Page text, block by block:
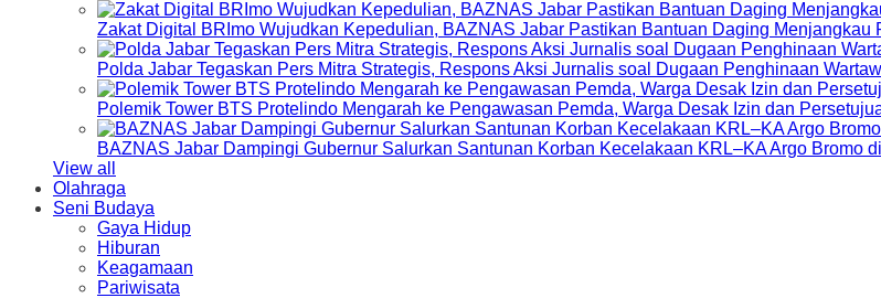
Zakat Digital BRImo Wujudkan Kepedulian, BAZNAS Jabar Pastikan Bantuan Daging Menjangkau
Polda Jabar Tegaskan Pers Mitra Strategis, Respons Aksi Jurnalis soal Dugaan Penghinaan
Polemik Tower BTS Protelindo Mengarah ke Pengawasan Pemda, Warga Desak Izin dan
BAZNAS Jabar Dampingi Gubernur Salurkan Santunan Korban Kecelakaan KRL–KA Argo Bromo
View all
Olahraga
Seni Budaya
Gaya Hidup
Hiburan
Keagamaan
Pariwisata